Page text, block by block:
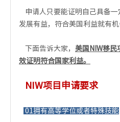
申请人只要能证明自己具备一
发展有益，符合美国利益就有机
下面告诉大家， 美国NIW移民
效证明符合国家利益。
NIW项目申请要求
01拥有高等学位或者特殊技能